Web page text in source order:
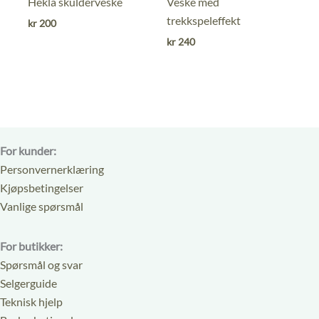
ut
kr 200
ut
av
trekkspeleffekt
kr 240
For kunder:
Personvernerklæring
Kjøpsbetingelser
Vanlige spørsmål
For butikker:
Spørsmål og svar
Selgerguide
Teknisk hjelp